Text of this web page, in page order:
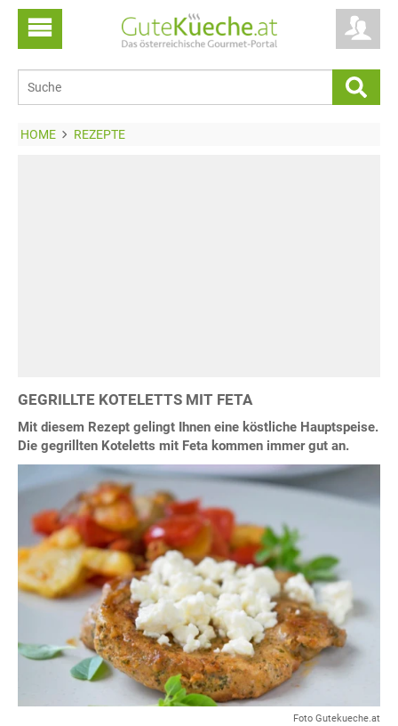
HOME REZEPTE
GEGRILLTE KOTELETTS MIT FETA
Mit diesem Rezept gelingt Ihnen eine köstliche Hauptspeise.
Die gegrillten Koteletts mit Feta kommen immer gut an.
Foto Gutekueche.at